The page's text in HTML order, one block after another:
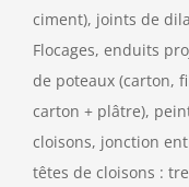
ciment), joints de
Flocages, enduits
de poteaux (carton,
carton + plâtre),
cloisons, jonction
têtes de cloisons :